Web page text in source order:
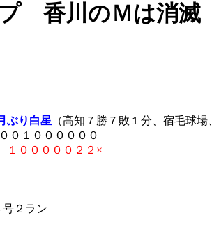
香川のＭは消滅
ぶり白星 （高知７勝７敗１分、宿毛球場
１００００００
０００００２２×
２ラン